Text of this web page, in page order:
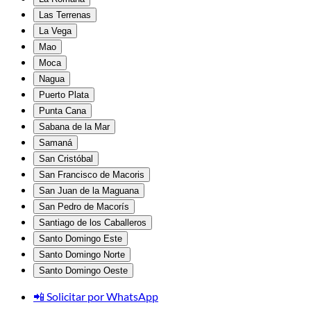
Las Terrenas
La Vega
Mao
Moca
Nagua
Puerto Plata
Punta Cana
Sabana de la Mar
Samaná
San Cristóbal
San Francisco de Macoris
San Juan de la Maguana
San Pedro de Macorís
Santiago de los Caballeros
Santo Domingo Este
Santo Domingo Norte
Santo Domingo Oeste
📲 Solicitar por WhatsApp